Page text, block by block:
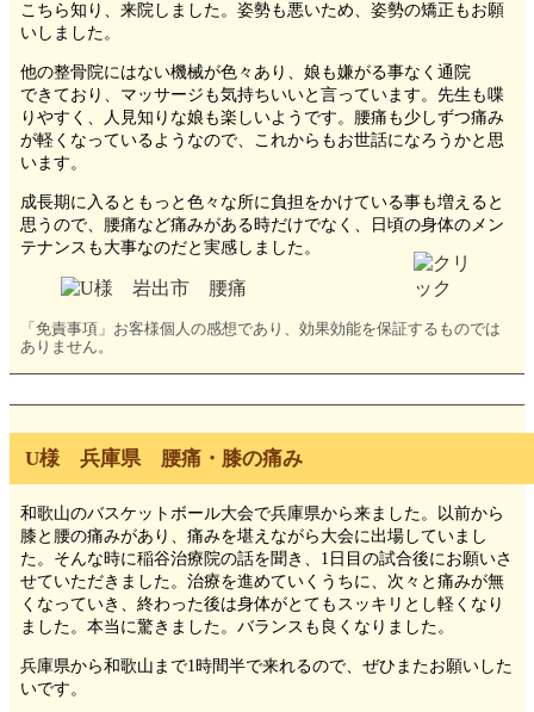
こちら知り、来院しました。姿勢も悪いため、姿勢の矯正もお願
いしました。
他の整骨院にはない機械が色々あり、娘も嫌がる事なく通院
できており、マッサージも気持ちいいと言っています。先生も喋
りやすく、人見知りな娘も楽しいようです。腰痛も少しずつ痛み
が軽くなっているようなので、これからもお世話になろうかと思
います。
成長期に入るともっと色々な所に負担をかけている事も増えると
思うので、腰痛など痛みがある時だけでなく、日頃の身体のメン
テナンスも大事なのだと実感しました。
「免責事項」お客様個人の感想であり、効果効能を保証するものでは
ありません。
U様 兵庫県 腰痛・膝の痛み
和歌山のバスケットボール大会で兵庫県から来ました。以前から
膝と腰の痛みがあり、痛みを堪えながら大会に出場していまし
た。そんな時に稲谷治療院の話を聞き、1日目の試合後にお願いさ
せていただきました。治療を進めていくうちに、次々と痛みが無
くなっていき、終わった後は身体がとてもスッキリとし軽くなり
ました。本当に驚きました。バランスも良くなりました。
兵庫県から和歌山まで1時間半で来れるので、ぜひまたお願いした
いです。